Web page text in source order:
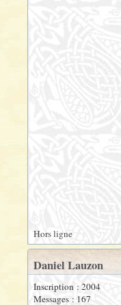
Hors ligne
Daniel Lauzon
Inscription : 2004
Messages : 167